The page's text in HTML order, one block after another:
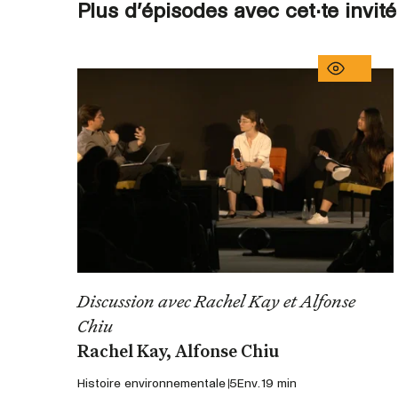
Plus d’épisodes avec cet·te
Discussion avec Rachel Kay et Alfonse
Chiu
Rachel Kay, Alfonse Chiu
Histoire environnementale 5Env. 19 min